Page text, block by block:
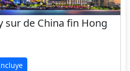
sur de China fin Hong